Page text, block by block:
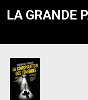
LA GRANDE